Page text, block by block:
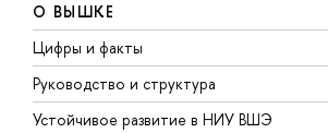
О ВЫШКЕ
Цифры и факты
Руководство и структура
Устойчивое развитие в НИУ ВШЭ